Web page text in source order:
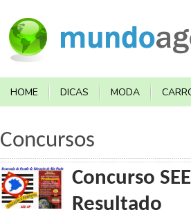
HOME DICAS MODA
Concursos
Concurso
Resultado